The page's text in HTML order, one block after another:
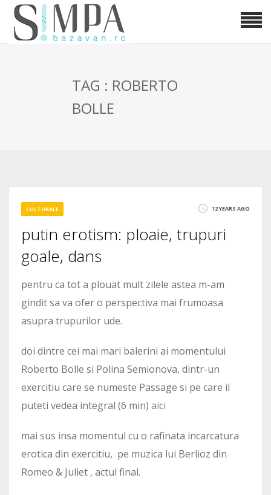
TAG : ROBERTO
BOLLE
CULTURALE 12 YEARS AGO
putin erotism: ploaie, trupuri
goale, dans
pentru ca tot a plouat mult zilele astea m-am
gindit sa va ofer o perspectiva mai frumoasa
asupra trupurilor ude.
doi dintre cei mai mari balerini ai momentului
Roberto Bolle si Polina Semionova, dintr-un
exercitiu care se numeste Passage si pe care il
puteti vedea integral (6 min) aici
mai sus insa momentul cu o rafinata incarcatura
erotica din exercitiu, pe muzica lui Berlioz din
Romeo & Juliet , actul final.